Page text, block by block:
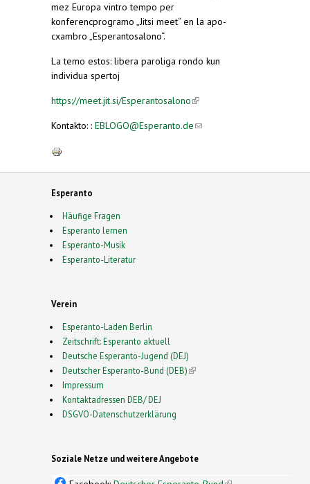
mez Europa vintro tempo per
konferencprogramo „Jitsi meet“ en la apo-
cxambro „Esperantosalono“.
La temo estos: libera paroliga rondo kun
individua spertoj
https://meet.jit.si/Esperantosalono(link is external)
Kontakto: : EBLOGO@Esperanto.de(link sends e-
Esperanto
Häufige Fragen
Esperanto lernen
Esperanto-Musik
Esperanto-Literatur
Verein
Esperanto-Laden Berlin
Zeitschrift: Esperanto aktuell
Deutsche Esperanto-Jugend (DEJ)
Deutscher Esperanto-Bund (DEB)(link is external)
Impressum
Kontaktadressen DEB/ DEJ
DSGVO-Datenschutzerklärung
Soziale Netze und weitere Angebote